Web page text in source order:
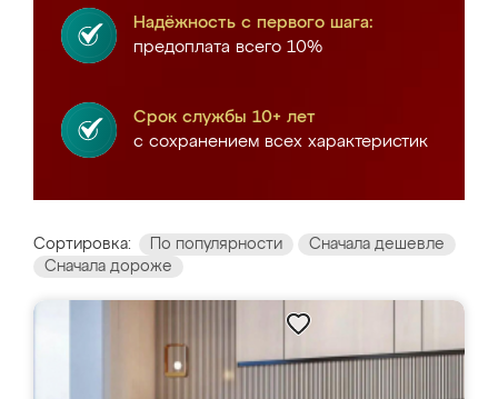
Надёжность с первого шага:
предоплата всего 10%
Срок службы 10+ лет
с сохранением всех характеристик
Сортировка: По популярности
Сначала дешевле
Сначала дороже